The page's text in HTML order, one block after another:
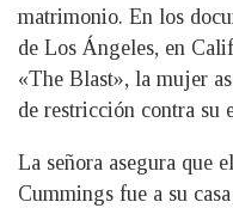
matrimonio. En los
de Los Ángeles, en
«The Blast», la mujer
de restricción contra su
La señora asegura que
Cummings fue a su